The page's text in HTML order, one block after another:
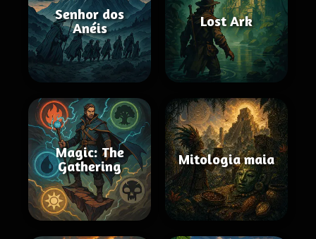
Senhor dos
Anéis
Lost Ark
Magic: The
Gathering
Mitologia maia